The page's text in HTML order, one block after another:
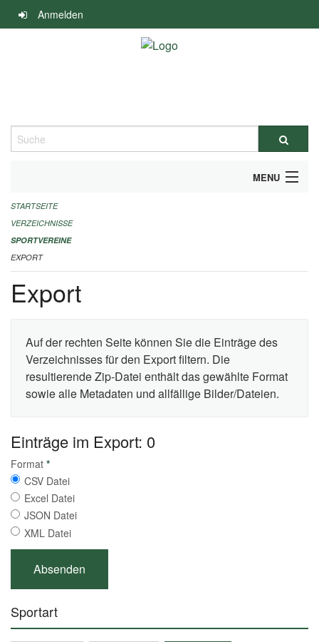
Navigation
überspringen
Anmelden
Suche
MENU
ALLGEMEINE INFORMATIONEN
FINANZIELLE UNTERSTÜTZUNG BENÖTIGT?
KONTAKT
STARTSEITE
VERZEICHNISSE
SPORTVEREINE
EXPORT
Export
Auf der rechten Seite können Sie die Einträge des
Verzeichnisses für den Export filtern. Die
resultierende Zip-Datei enthält das gewählte Format
sowie alle Metadaten und allfällige Bilder/Dateien.
Einträge im Export: 0
Format *
CSV Datei
Excel Datei
JSON Datei
XML Datei
Sportart